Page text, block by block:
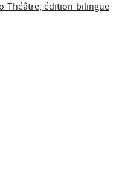
Théâtre, édition bilingue